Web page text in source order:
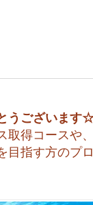
うございます
得コースや
指す方のプ